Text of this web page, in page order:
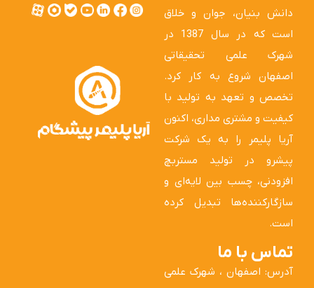
دانش بنیان، جوان و خلاق
است که در سال 1387 در
شهرک علمی تحقیقاتی
اصفهان شروع به کار کرد.
تخصص و تعهد به تولید با
کیفیت و مشتری مداری، اکنون
آریا پلیمر را به یک شرکت
پیشرو در تولید مستربچ
افزودنی، چسب بین لایه‌ای و
سازگارکننده‌ها تبدیل کرده
است.
تماس با ما
آدرس: اصفهان ، شهرک علمی